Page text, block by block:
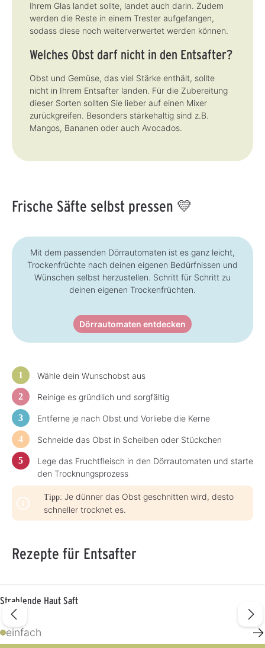
Ihrem Glas landet sollte, landet auch darin. Zudem
werden die Reste in einem Trester aufgefangen,
sodass diese noch weiterverwertet werden können.
Welches Obst darf nicht in den Entsafter?
Obst und Gemüse, das viel Stärke enthält, sollte
nicht in Ihrem Entsafter landen. Für die Zubereitung
dieser Sorten sollten Sie lieber auf einen Mixer
zurückgreifen. Besonders stärkehaltig sind z.B.
Mangos, Bananen oder auch Avocados.
Frische Säfte selbst pressen 💛
Mit dem passenden Dörrautomaten ist es ganz leicht,
Trockenfrüchte nach deinen eigenen Bedürfnissen und
Wünschen selbst herzustellen. Schritt für Schritt zu
deinen eigenen Trockenfrüchten.
Dörrautomaten entdecken
Wähle dein Wunschobst aus
Reinige es gründlich und sorgfältig
Entferne je nach Obst und Vorliebe die Kerne
Schneide das Obst in Scheiben oder Stückchen
Lege das Fruchtfleisch in den Dörrautomaten und starte
den Trocknungsprozess
Tipp: Je dünner das Obst geschnitten wird, desto
schneller trocknet es.
Rezepte für Entsafter
Strahlende Haut Saft
einfach →